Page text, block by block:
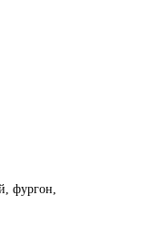
фургон,